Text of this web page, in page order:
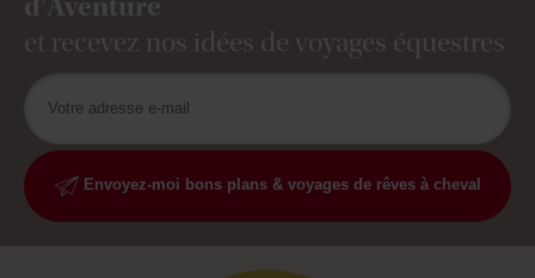
et recevez nos idées de voyages équestres
Envoyez-moi bons plans & voyages de rêves à cheval